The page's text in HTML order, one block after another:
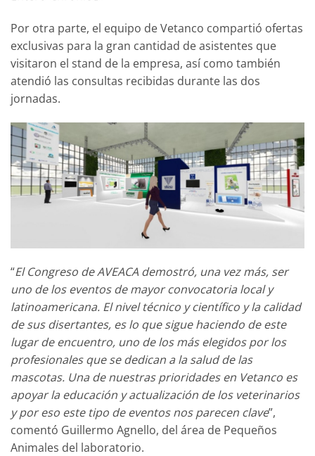
Por otra parte, el equipo de Vetanco compartió ofertas
exclusivas para la gran cantidad de asistentes que
visitaron el stand de la empresa, así como también
atendió las consultas recibidas durante las dos
jornadas.
“El Congreso de AVEACA demostró, una vez más, ser
uno de los eventos de mayor convocatoria local y
latinoamericana. El nivel técnico y científico y la calidad
de sus disertantes, es lo que sigue haciendo de este
lugar de encuentro, uno de los más elegidos por los
profesionales que se dedican a la salud de las
mascotas. Una de nuestras prioridades en Vetanco es
apoyar la educación y actualización de los veterinarios
y por eso este tipo de eventos nos parecen clave”,
comentó Guillermo Agnello, del área de Pequeños
Animales del laboratorio.